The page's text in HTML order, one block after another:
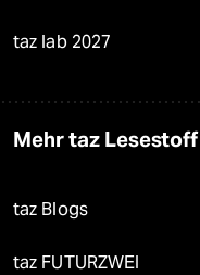
taz lab 2027
Mehr taz Lesestoff
taz Blogs
taz FUTURZWEI